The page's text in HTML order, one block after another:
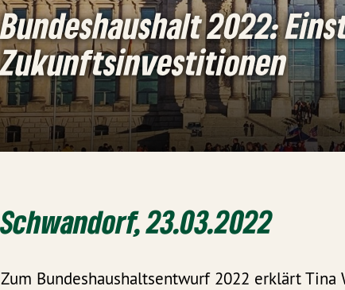
Bundeshaushalt 2022:
Zukunftsinvestitionen
Schwandorf, 23.03.2022
Zum Bundeshaushaltsentwurf 2022 erklärt Tina